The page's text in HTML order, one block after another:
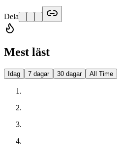
Dela
Mest läst
Idag 7 dagar 30 dagar All Time